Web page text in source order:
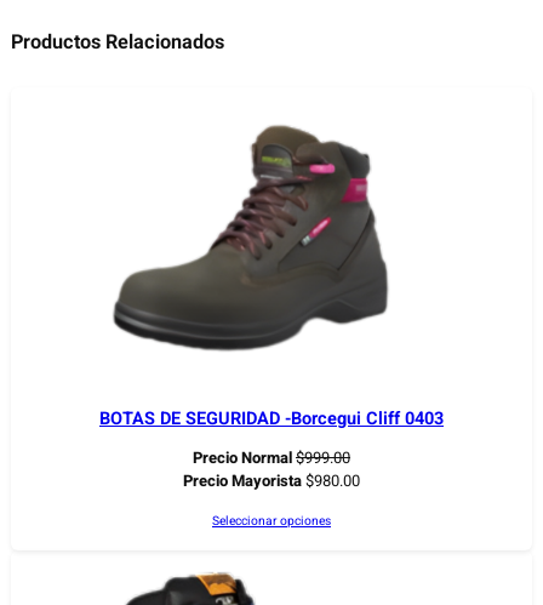
Productos Relacionados
BOTAS DE SEGURIDAD -Borcegui Cliff 0403
Precio Normal$999.00
Precio Mayorista$980.00
Seleccionar opciones